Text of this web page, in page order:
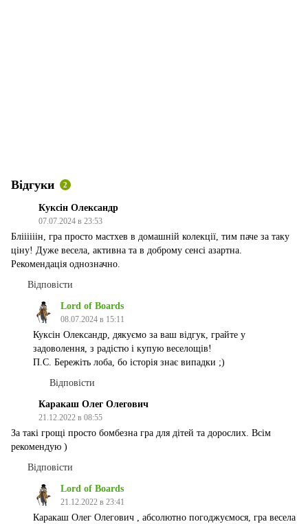
Відгуки 2
Куксін Олександр
07.07.2024 в 23:53
Бліііііін, гра просто мастхев в домашній колекції, тим паче за таку
ціну! Дуже весела, активна та в доброму сенсі азартна.
Рекомендація однозначно.
Відповісти
Lord of Boards
08.07.2024 в 15:11
Куксін Олександр, дякуємо за ваш відгук, грайте у
задоволення, з радістю і купую веселощів!
П.С. Бережіть лоба, бо історія знає випадки ;)
Відповісти
Каракаш Олег Олегович
21.12.2022 в 08:55
За такі грощі просто бомбезна гра для дітей та дорослих. Всім
рекомендую )
Відповісти
Lord of Boards
21.12.2022 в 23:41
Каракаш Олег Олегович , абсолютно погоджуємося, гра весела